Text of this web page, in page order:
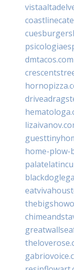
dmtacos.com
home-plow-